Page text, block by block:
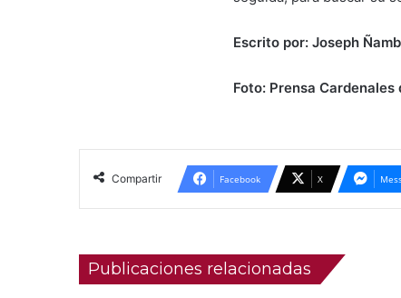
Escrito por: Joseph
Foto: Prensa Cardenales
Compartir Facebook X
Publicaciones relacionadas